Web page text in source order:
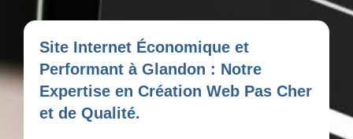
Site Internet Économique et
Performant à Glandon : Notre
Expertise en Création Web Pas Cher
et de Qualité.